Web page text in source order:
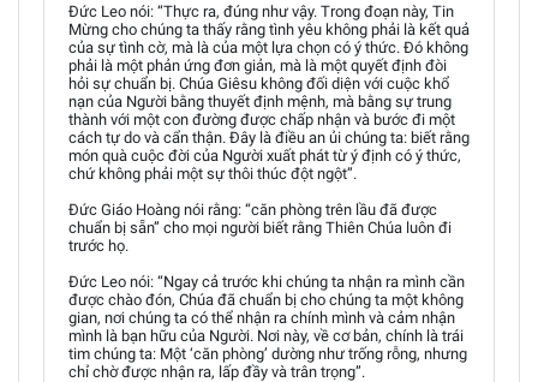
Đức Leo nói: “Thực ra, đúng như vậy. Trong đoạn này, Tin
Mừng cho chúng ta thấy rằng tình yêu không phải là kết quả
của sự tình cờ, mà là của một lựa chọn có ý thức. Đó không
phải là một phản ứng đơn giản, mà là một quyết định đòi
hỏi sự chuẩn bị. Chúa Giêsu không đối diện với cuộc khổ
nạn của Người bằng thuyết định mệnh, mà bằng sự trung
thành với một con đường được chấp nhận và bước đi một
cách tự do và cẩn thận. Đây là điều an ủi chúng ta: biết rằng
món quà cuộc đời của Người xuất phát từ ý định có ý thức,
chứ không phải một sự thôi thúc đột ngột”.
Đức Giáo Hoàng nói rằng: “căn phòng trên lầu đã được
chuẩn bị sẵn” cho mọi người biết rằng Thiên Chúa luôn đi
trước họ.
Đức Leo nói: “Ngay cả trước khi chúng ta nhận ra mình cần
được chào đón, Chúa đã chuẩn bị cho chúng ta một không
gian, nơi chúng ta có thể nhận ra chính mình và cảm nhận
mình là bạn hữu của Người. Nơi này, về cơ bản, chính là trái
tim chúng ta: Một ‘căn phòng’ dường như trống rỗng, nhưng
chỉ chờ được nhận ra, lấp đầy và trân trọng”.